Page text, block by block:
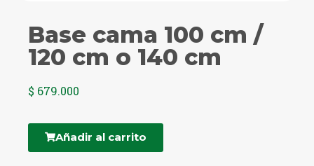
Base cama 100 cm /
120 cm o 140 cm
$ 679.000
Añadir al carrito